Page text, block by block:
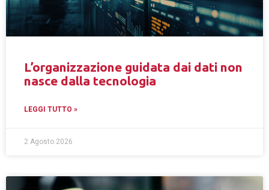
L’organizzazione guidata dai dati non
nasce dalla tecnologia
LEGGI TUTTO »
2 Agosto 2026